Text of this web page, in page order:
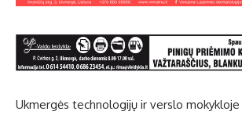
Uk­mer­gės tech­no­lo­gi­jų ir ver­slo